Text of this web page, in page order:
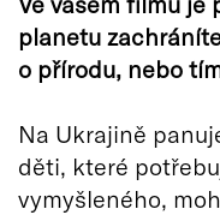
planetu
o přírodu, nebo
Na Ukrajině
děti, které
vymyšleného,